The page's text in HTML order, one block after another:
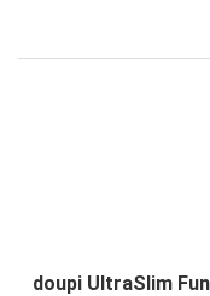
doupi UltraSlim